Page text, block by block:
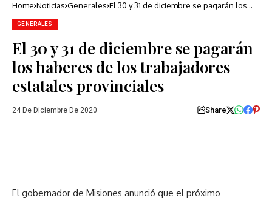
Home Noticias Generales El 30 y 31 de diciembre se pagarán los
GENERALES
El 30 y 31 de diciembre se pagarán
los haberes de los trabajadores
estatales provinciales
24 De Diciembre De 2020 Share
El gobernador de Misiones anunció que el próximo